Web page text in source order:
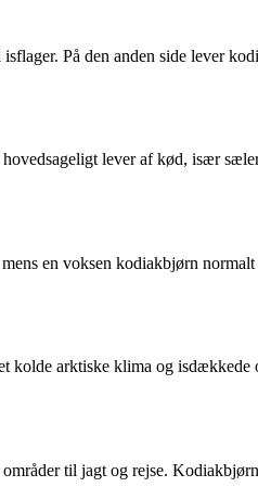
På den anden side lever
lever af kød, især
en voksen kodiakbjørn
arktiske klima og isdækkede
til jagt og rejse.